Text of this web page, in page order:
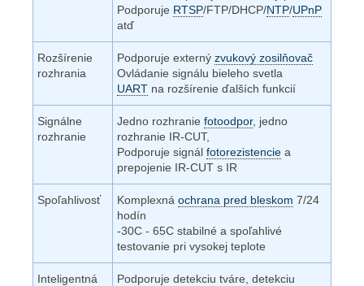
Podporuje RTSP/FTP/DHCP/NTP/UPnP
atď
Rozšírenie
rozhrania
Podporuje externý zvukový zosilňovač
Ovládanie signálu bieleho svetla
UART na rozšírenie ďalších funkcií
Signálne
rozhranie
Jedno rozhranie fotoodpor, jedno
rozhranie IR-CUT,
Podporuje signál fotorezistencie a
prepojenie IR-CUT s IR
Spoľahlivosť Komplexná ochrana pred bleskom 7/24
hodín
-30C - 65C stabilné a spoľahlivé
testovanie pri vysokej teplote
Inteligentná
Podporuje detekciu tváre, detekciu